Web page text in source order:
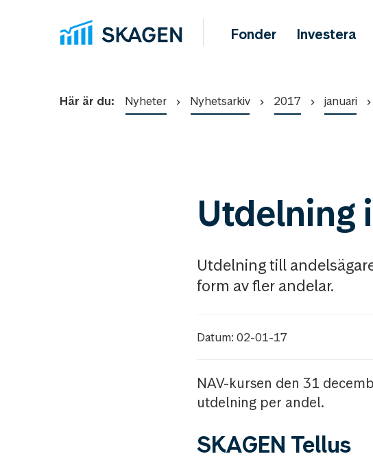
Fonder Investera
Här är du: Nyheter Nyhetsarkiv 2017 januari
Utdelning
Utdelning till
form av fler andelar.
Datum: 02-01-17
NAV-kursen den 31
utdelning per andel.
SKAGEN Tellus